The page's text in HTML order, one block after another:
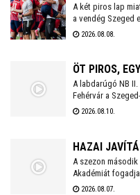
A két piros lap
a vendég Szeged
harmadik
2026.08.08.
ÖT PIROS,
A labdarúgó NB
Fehérvár a
hazai pályán. A
2026.08.10.
HAZAI
A szezon
Akadémiát
Kazincbarcika
2026.08.07.